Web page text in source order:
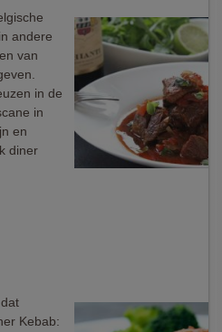
andere
van
in de
in
en
diner
Kebab: